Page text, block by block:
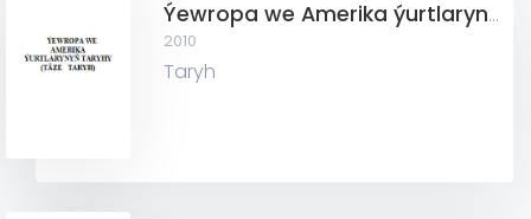
Ýewropa we Amerika ýurtlarynyň taryhy (Täze taryh)
2010
Taryh